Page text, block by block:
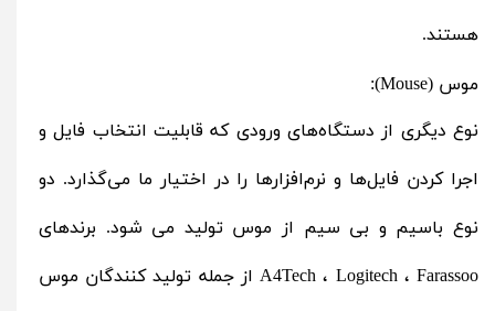
هستند.
موس (Mouse):
نوع دیگری از دستگاه‌های ورودی که قابلیت انتخاب فایل و
اجرا کردن فایل‌ها و نرم‌افزارها را در اختیار ما می‌گذارد. دو
نوع باسیم و بی سیم از موس تولید می شود. برندهای
A4Tech ، Logitech
، Farassoo از جمله تولید کنندگان موس